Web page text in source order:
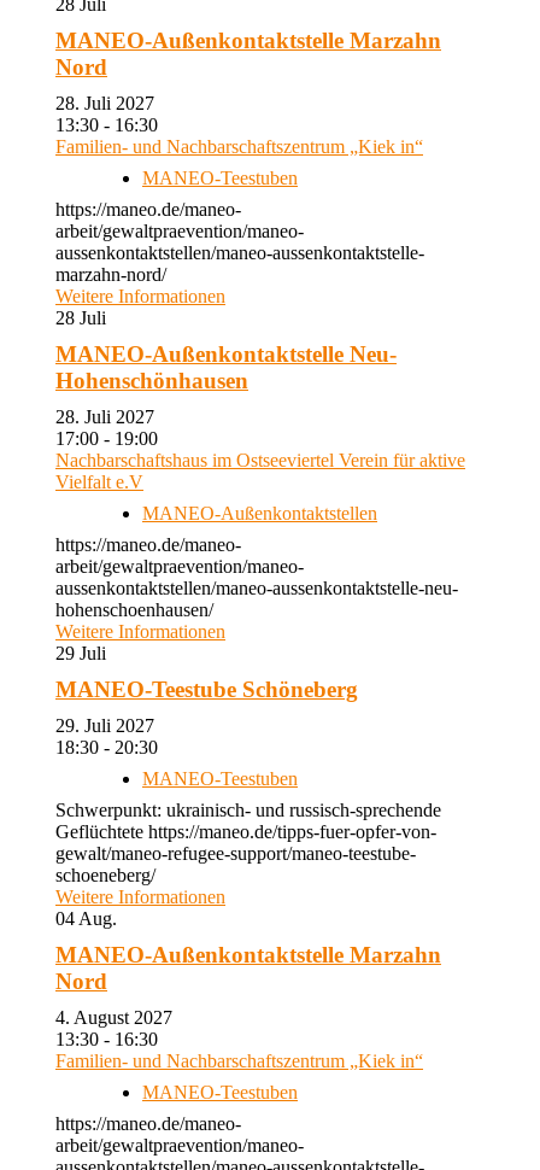
28 Juli
MANEO-Außenkontaktstelle Marzahn
Nord
28. Juli 2027
13:30 - 16:30
Familien- und Nachbarschaftszentrum „Kiek in“
MANEO-Teestuben
https://maneo.de/maneo-
arbeit/gewaltpraevention/maneo-
aussenkontaktstellen/maneo-aussenkontaktstelle-
marzahn-nord/
Weitere Informationen
28 Juli
MANEO-Außenkontaktstelle Neu-
Hohenschönhausen
28. Juli 2027
17:00 - 19:00
Nachbarschaftshaus im Ostseeviertel Verein für aktive
Vielfalt e.V
MANEO-Außenkontaktstellen
https://maneo.de/maneo-
arbeit/gewaltpraevention/maneo-
aussenkontaktstellen/maneo-aussenkontaktstelle-neu-
hohenschoenhausen/
Weitere Informationen
29 Juli
MANEO-Teestube Schöneberg
29. Juli 2027
18:30 - 20:30
MANEO-Teestuben
Schwerpunkt: ukrainisch- und russisch-sprechende
Geflüchtete https://maneo.de/tipps-fuer-opfer-von-
gewalt/maneo-refugee-support/maneo-teestube-
schoeneberg/
Weitere Informationen
04 Aug.
MANEO-Außenkontaktstelle Marzahn
Nord
4. August 2027
13:30 - 16:30
Familien- und Nachbarschaftszentrum „Kiek in“
MANEO-Teestuben
https://maneo.de/maneo-
arbeit/gewaltpraevention/maneo-